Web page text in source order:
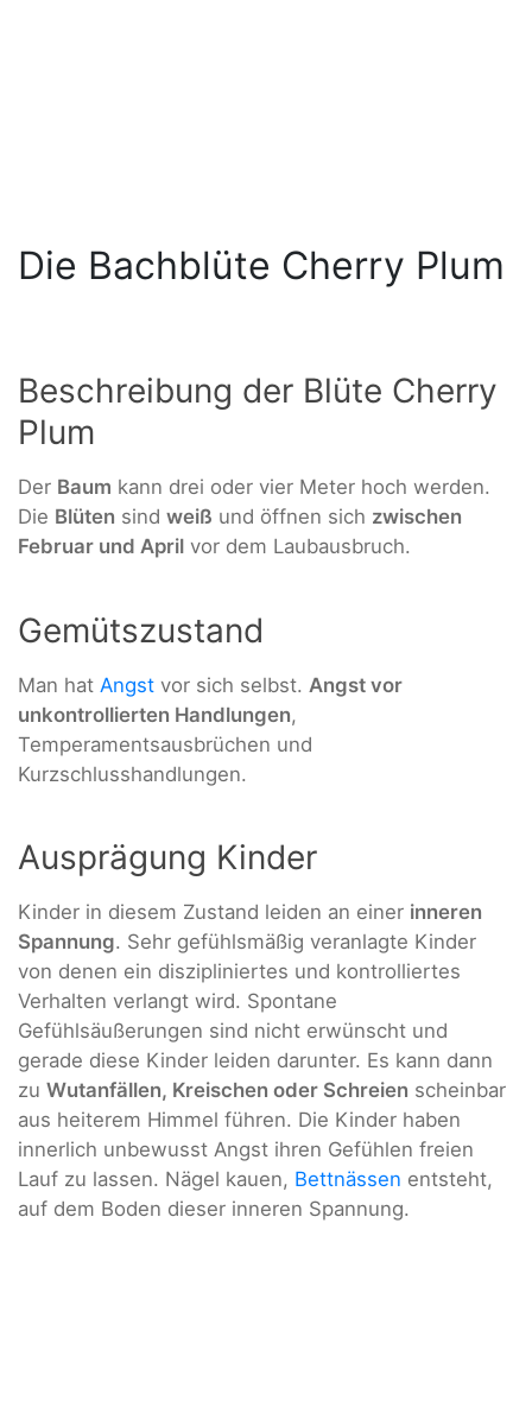
Die Bachblüte Cherry Plum
Beschreibung der Blüte Cherry
Plum
Der Baum kann drei oder vier Meter hoch werden.
Die Blüten sind weiß und öffnen sich zwischen
Februar und April vor dem Laubausbruch.
Gemütszustand
Man hat Angst vor sich selbst. Angst vor
unkontrollierten Handlungen,
Temperamentsausbrüchen und
Kurzschlusshandlungen.
Ausprägung Kinder
Kinder in diesem Zustand leiden an einer inneren
Spannung. Sehr gefühlsmäßig veranlagte Kinder
von denen ein diszipliniertes und kontrolliertes
Verhalten verlangt wird. Spontane
Gefühlsäußerungen sind nicht erwünscht und
gerade diese Kinder leiden darunter. Es kann dann
zu Wutanfällen, Kreischen oder Schreien scheinbar
aus heiterem Himmel führen. Die Kinder haben
innerlich unbewusst Angst ihren Gefühlen freien
Lauf zu lassen. Nägel kauen, Bettnässen entsteht,
auf dem Boden dieser inneren Spannung.